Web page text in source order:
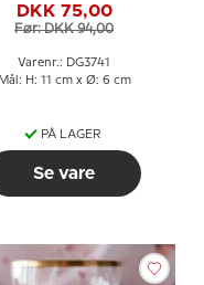
DKK 75,00
Før: DKK 94,00
Varenr.: DG3741
Mål: H: 11 cm x Ø: 6 cm
PÅ LAGER
Se vare